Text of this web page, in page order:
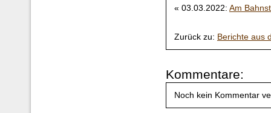
« 03.03.2022: Am
Zurück zu: Berichte aus
Kommentare:
Noch kein Kommentar